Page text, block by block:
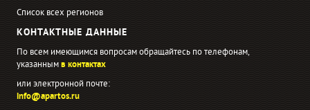
Список всех регионов
КОНТАКТНЫЕ ДАННЫЕ
По всем имеющимся вопросам обращайтесь по телефонам,
указаннымв контактах
или электронной почте:
info@apartos.ru